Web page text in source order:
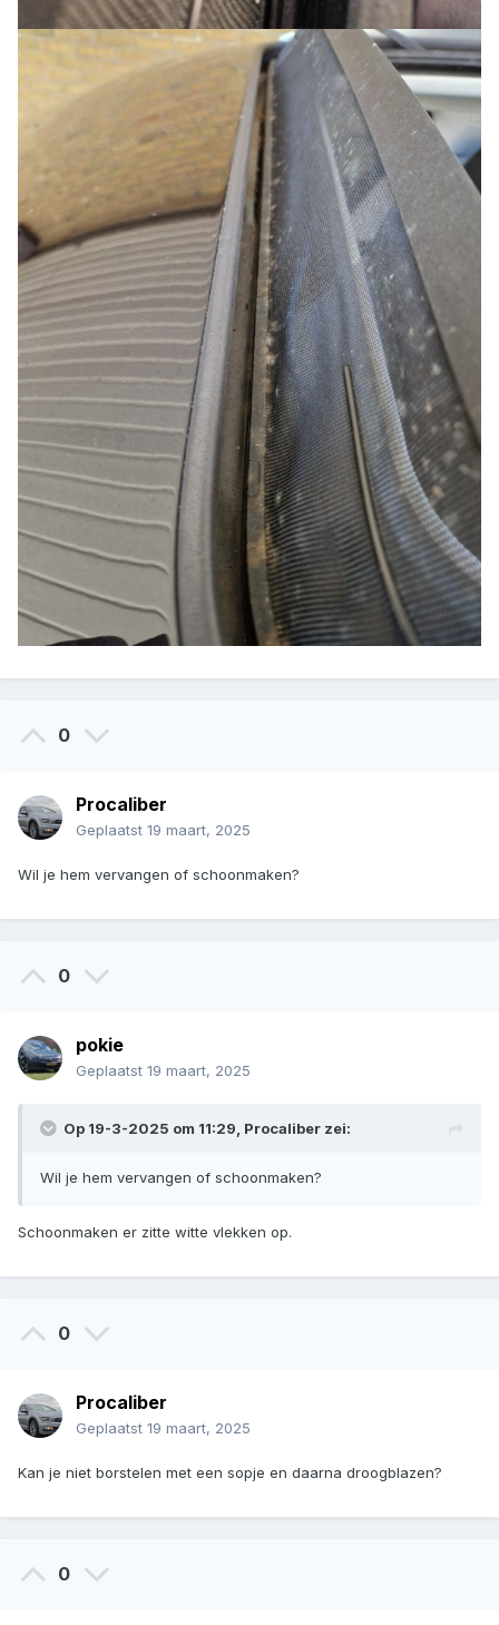
0
Procaliber
Geplaatst 19 maart, 2025
Wil je hem vervangen of schoonmaken?
0
pokie
Geplaatst 19 maart, 2025
Op 19-3-2025 om 11:29, Procaliber zei:
Wil je hem vervangen of schoonmaken?
Schoonmaken er zitte witte vlekken op.
0
Procaliber
Geplaatst 19 maart, 2025
Kan je niet borstelen met een sopje en daarna droogblazen?
0